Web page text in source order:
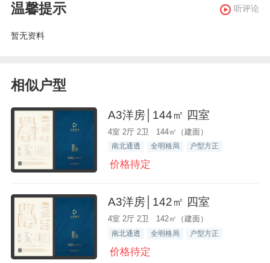
温馨提示 听评论
暂无资料
相似户型
A3洋房│144㎡ 四室
4室 2厅 2卫 144㎡（建面）
南北通透 全明格局 户型方正
价格待定
A3洋房│142㎡ 四室
4室 2厅 2卫 142㎡（建面）
南北通透 全明格局 户型方正
价格待定